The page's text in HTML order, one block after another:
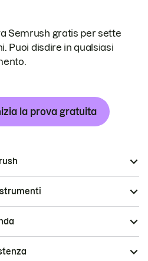
Semrush gratis per sette
Puoi disdire in qualsiasi
la prova gratuita